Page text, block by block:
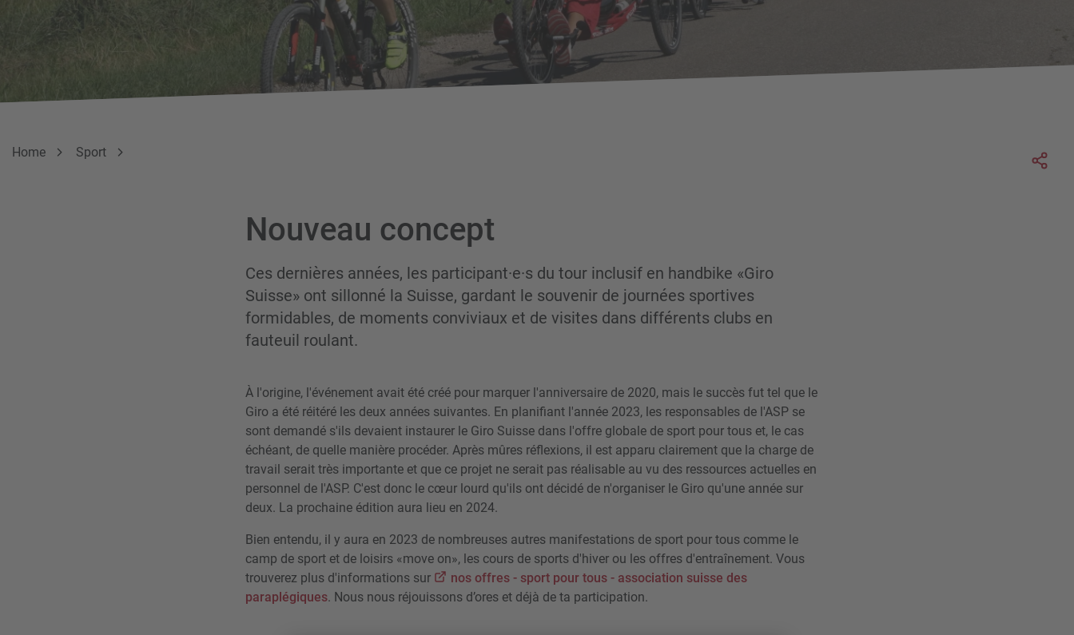
Breadcrumb
Vous êtes ici:
Home Sport
Nouveau concept
Ces dernières années, les participant·e·s du tour inclusif en handbike «Giro
Suisse» ont sillonné la Suisse, gardant le souvenir de journées sportives
formidables, de moments conviviaux et de visites dans différents clubs en
fauteuil roulant.
À l'origine, l'événement avait été créé pour marquer l'anniversaire de 2020, mais le succès fut tel que le
Giro a été réitéré les deux années suivantes. En planifiant l'année 2023, les responsables de l'ASP se
sont demandé s'ils devaient instaurer le Giro Suisse dans l'offre globale de sport pour tous et, le cas
échéant, de quelle manière procéder. Après mûres réflexions, il est apparu clairement que la charge de
travail serait très importante et que ce projet ne serait pas réalisable au vu des ressources actuelles en
personnel de l'ASP. C'est donc le cœur lourd qu'ils ont décidé de n'organiser le Giro qu'une année sur
deux. La prochaine édition aura lieu en 2024.
Bien entendu, il y aura en 2023 de nombreuses autres manifestations de sport pour tous comme le
camp de sport et de loisirs «move on», les cours de sports d'hiver ou les offres d'entraînement. Vous
trouverez plus d'informations sur
nos offres - sport pour tous - association suisse des
paraplégiques. Nous nous réjouissons d’ores et déjà de ta participation.